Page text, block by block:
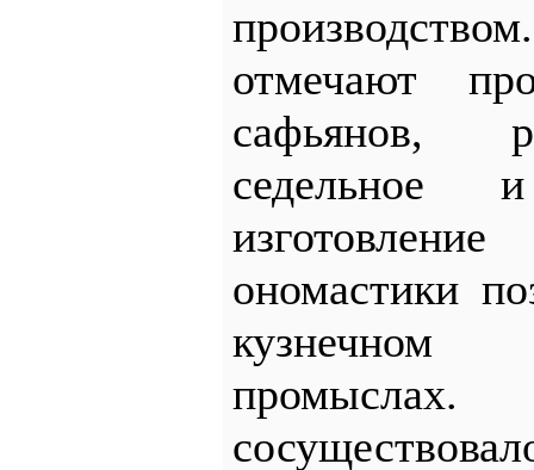
отмечают
сафьянов,
седельное
ономастики